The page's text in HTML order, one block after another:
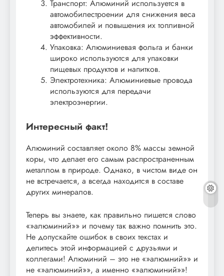
Транспорт: Алюминий используется в
автомобилестроении для снижения веса
автомобилей и повышения их топливной
эффективности.
Упаковка: Алюминиевая фольга и банки
широко используются для упаковки
пищевых продуктов и напитков.
Электротехника: Алюминиевые провода
используются для передачи
электроэнергии.
Интересный факт!
Алюминий составляет около 8% массы земной
коры, что делает его самым распространенным
металлом в природе. Однако, в чистом виде он
не встречается, а всегда находится в составе
других минералов.
Теперь вы знаете, как правильно пишется слово
«»алюминий»» и почему так важно помнить это.
Не допускайте ошибок в своих текстах и
делитесь этой информацией с друзьями и
коллегами! Алюминий – это не «»алюмний»» и
не «»алюминий»», а именно «»алюминий»»!